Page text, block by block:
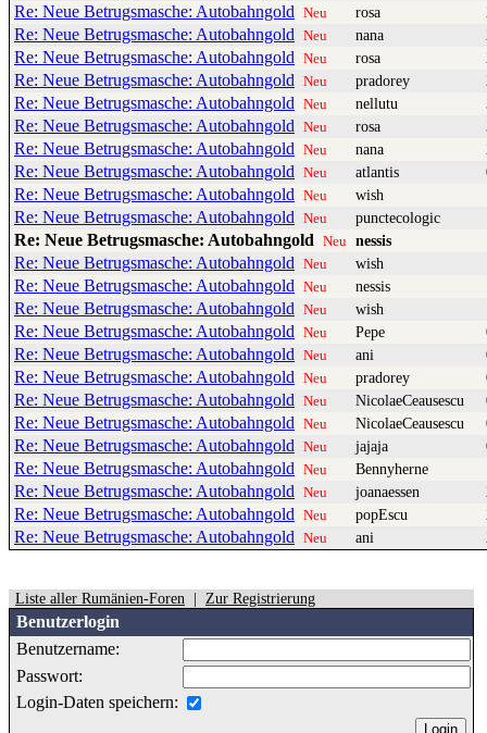
Re: Neue Betrugsmasche: Autobahngold Neu rosa
Re: Neue Betrugsmasche: Autobahngold Neu nana
Re: Neue Betrugsmasche: Autobahngold Neu rosa
Re: Neue Betrugsmasche: Autobahngold Neu pradorey
Re: Neue Betrugsmasche: Autobahngold Neu nellutu
Re: Neue Betrugsmasche: Autobahngold Neu rosa
Re: Neue Betrugsmasche: Autobahngold Neu nana
Re: Neue Betrugsmasche: Autobahngold Neu atlantis
Re: Neue Betrugsmasche: Autobahngold Neu wish
Re: Neue Betrugsmasche: Autobahngold Neu punctecologic
Re: Neue Betrugsmasche: Autobahngold Neu nessis
Re: Neue Betrugsmasche: Autobahngold Neu wish
Re: Neue Betrugsmasche: Autobahngold Neu nessis
Re: Neue Betrugsmasche: Autobahngold Neu wish
Re: Neue Betrugsmasche: Autobahngold Neu Pepe
Re: Neue Betrugsmasche: Autobahngold Neu ani
Re: Neue Betrugsmasche: Autobahngold Neu pradorey
Re: Neue Betrugsmasche: Autobahngold Neu NicolaeCeausescu
Re: Neue Betrugsmasche: Autobahngold Neu NicolaeCeausescu
Re: Neue Betrugsmasche: Autobahngold Neu jajaja
Re: Neue Betrugsmasche: Autobahngold Neu Bennyherne
Re: Neue Betrugsmasche: Autobahngold Neu joanaessen
Re: Neue Betrugsmasche: Autobahngold Neu popEscu
Re: Neue Betrugsmasche: Autobahngold Neu ani
Liste aller Rumänien-Foren Zur Registrierung
Benutzerlogin
Benutzername:
Passwort:
Login-Daten speichern: